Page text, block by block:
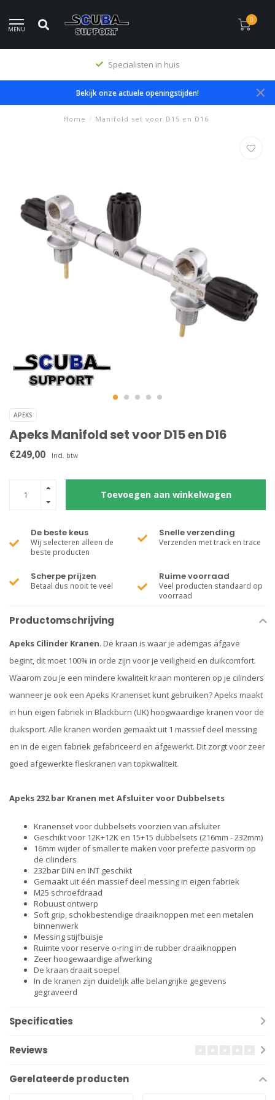
MENU
0
Specialisten in huis
Bekijk onze actuele openingstijden!
Home / Manifold set voor D15 en D16
APEKS
Apeks Manifold set voor D15 en D16
€249,00 Incl. btw
Toevoegen aan winkelwagen
De beste keus
Wij selecteren alleen de
beste producten
Snelle verzending
Verzenden met track en trace
Scherpe prijzen
Betaal dus nooit te veel
Ruime voorraad
Veel producten standaard op
voorraad
Productomschrijving
Apeks Cilinder Kranen. De kraan is waar je ademgas afgave
begint, dit moet 100% in orde zijn voor je veiligheid en duikcomfort.
Waarom zou je een mindere kwaliteit kraan monteren op je cilinders
wanneer je ook een Apeks Kranenset kunt gebruiken? Apeks maakt
in hun eigen fabriek in Blackburn (UK) hoogwaardige kranen voor de
duiksport. Alle kranen worden gemaakt uit 1 massief deel messing
en in de eigen fabriek gefabriceerd en afgewerkt. Dit zorgt voor zeer
goed afgewerkte fleskranen van topkwaliteit.
Apeks 232 bar Kranen met Afsluiter voor Dubbelsets
Kranenset voor dubbelsets voorzien van afsluiter
Geschikt voor 12K+12K en 15+15 dubbelsets (216mm - 232mm)
16mm wijder of smaller te maken voor prefecte pasvorm op
de cilinders
232bar DIN en INT geschikt
Gemaakt uit één massief deel messing in eigen fabriek
M25 schroefdraad
Robuust ontwerp
Soft grip, schokbestendige draaiknoppen met een metalen
binnenwerk
Messing stijfbuisje
Ruimte voor reserve o-ring in de rubber draaiknoppen
Zeer hoogewaardige afwerking
De kraan draait soepel
In de kranen zijn duidelijk alle belangrijke gegevens
gegraveerd
Specificaties
Reviews
Gerelateerde producten